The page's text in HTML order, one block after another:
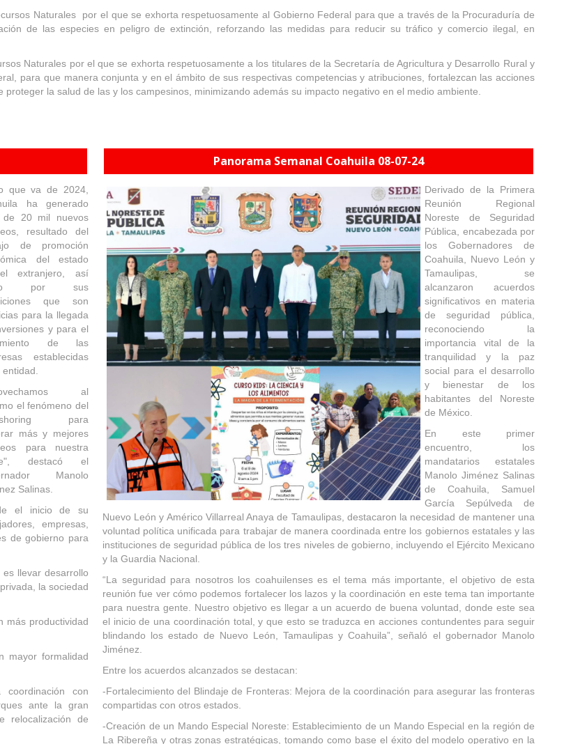
Naturales por el que se exhorta respetuosamente al Gobierno Federal para que a través de la Procuraduría de
de las especies en peligro de extinción, reforzando las medidas para reducir su tráfico y comercio ilegal, en
Naturales por el que se exhorta respetuosamente a los titulares de la Secretaría de Agricultura y Desarrollo Rural y
para que manera conjunta y en el ámbito de sus respectivas competencias y atribuciones, fortalezcan las acciones
la salud de las y los campesinos, minimizando además su impacto negativo en el medio ambiente.
que va de 2024,
ha generado
de 20 mil nuevos
resultado del
de promoción
del estado
extranjero, así
por sus
que son
para la llegada
y para el
de las
establecidas
al
el fenómeno del
para
más y mejores
para nuestra
destacó el
Manolo
Salinas.
el inicio de su
empresas,
de gobierno para
llevar desarrollo
la sociedad
más productividad
mayor formalidad
con
ante la gran
relocalización de
Panorama Semanal Coahuila 08-07-24
Derivado de la Primera
Reunión Regional
Noreste de Seguridad
Pública, encabezada por
los Gobernadores de
Coahuila, Nuevo León y
Tamaulipas, se
alcanzaron acuerdos
significativos en materia
de seguridad pública,
reconociendo la
importancia vital de la
tranquilidad y la paz
social para el desarrollo
y bienestar de los
habitantes del Noreste
de México.
En este primer
encuentro, los
mandatarios estatales
Manolo Jiménez Salinas
de Coahuila, Samuel
García Sepúlveda de
Nuevo León y Américo Villarreal Anaya de Tamaulipas, destacaron la necesidad de mantener una
voluntad política unificada para trabajar de manera coordinada entre los gobiernos estatales y las
instituciones de seguridad pública de los tres niveles de gobierno, incluyendo el Ejército Mexicano
y la Guardia Nacional.
“La seguridad para nosotros los coahuilenses es el tema más importante, el objetivo de esta
reunión fue ver cómo podemos fortalecer los lazos y la coordinación en este tema tan importante
para nuestra gente. Nuestro objetivo es llegar a un acuerdo de buena voluntad, donde este sea
el inicio de una coordinación total, y que esto se traduzca en acciones contundentes para seguir
blindando los estado de Nuevo León, Tamaulipas y Coahuila”, señaló el gobernador Manolo
Jiménez.
Entre los acuerdos alcanzados se destacan:
-Fortalecimiento del Blindaje de Fronteras: Mejora de la coordinación para asegurar las fronteras
compartidas con otros estados.
-Creación de un Mando Especial Noreste: Establecimiento de un Mando Especial en la región de
La Ribereña y otras zonas estratégicas, tomando como base el éxito del modelo operativo en la